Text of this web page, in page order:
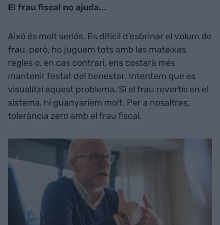
El frau fiscal no ajuda...
Això és molt seriós. Es difícil d'esbrinar el volum de
frau, però, ho juguem tots amb les mateixes
regles o, en cas contrari, ens costarà més
mantenir l'estat del benestar. Intentem que es
visualitzi aquest problema. Si el frau revertís en el
sistema, hi guanyaríem molt. Per a nosaltres,
tolerància zero amb el frau fiscal.